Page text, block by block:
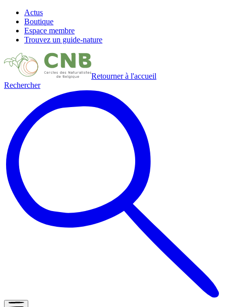
Actus
Boutique
Espace membre
Trouvez un guide-nature
Retourner à l'accueil
Rechercher